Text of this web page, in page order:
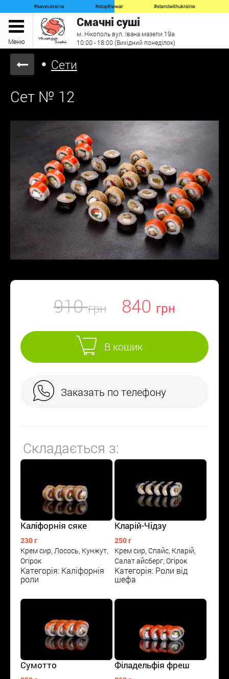
Меню
Смачні суші
м. Нікополь вул. Івана мазепи 19а
10:00 - 18:00 (Вихідний понеділок)
Сети
Сет № 12
910 840
В кошик
Заказать по телефону
Складається з:
Каліфорнія сяке
230 г
Крем сир, Лосось, Кунжут,
Огірок
Категорія: Каліфорнія
роли
Кларій-Чідзу
250 г
Крем сир, Спайс, Кларій,
Салат айсберг, Огірок
Категорія: Роли від
шефа
Сумотто Філадельфія фреш